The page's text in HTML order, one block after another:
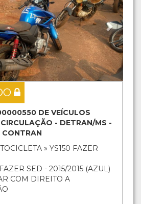
DE VEÍCULOS
- DETRAN/MS -
CONTRAN
» YS150 FAZER
SED - 2015/2015 (AZUL)
COM DIREITO A